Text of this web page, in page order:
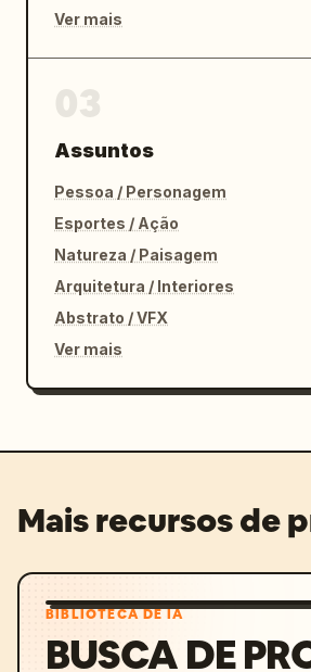
Ver mais
Assuntos
Pessoa / Personagem
Esportes / Ação
Natureza / Paisagem
Arquitetura / Interiores
Abstrato / VFX
Ver mais
Mais recursos de
BIBLIOTECA DE IA
BUSCA DE